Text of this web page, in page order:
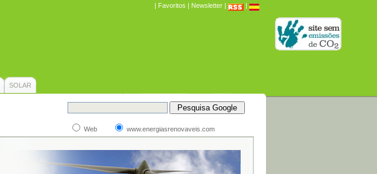
| Favoritos | Newsletter | |
SOLAR
Web www.energiasrenovaveis.com